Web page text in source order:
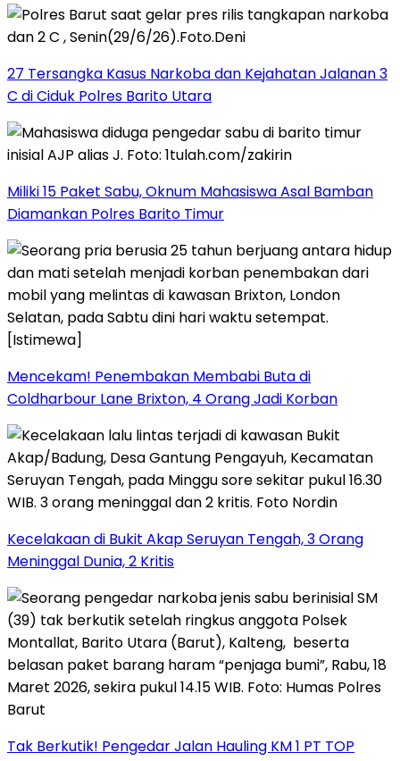
27 Tersangka Kasus Narkoba dan Kejahatan Jalanan 3
C di Ciduk Polres Barito Utara
Miliki 15 Paket Sabu, Oknum Mahasiswa Asal Bamban
Diamankan Polres Barito Timur
Mencekam! Penembakan Membabi Buta di
Coldharbour Lane Brixton, 4 Orang Jadi Korban
Kecelakaan di Bukit Akap Seruyan Tengah, 3 Orang
Meninggal Dunia, 2 Kritis
Tak Berkutik! Pengedar Jalan Hauling KM 1 PT TOP